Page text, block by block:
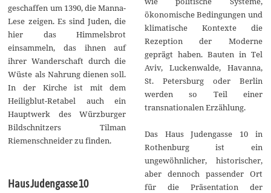
geschaffen um 1390, die Manna-
Lese zeigen. Es sind Juden, die
hier das Himmelsbrot
einsammeln, das ihnen auf
ihrer Wanderschaft durch die
Wüste als Nahrung dienen soll.
In der Kirche ist mit dem
Heiligblut-Retabel auch ein
Hauptwerk des Würzburger
Bildschnitzers Tilman
Riemenschneider zu finden.
Haus Judengasse 10
ökonomische Bedingungen und
klimatische Kontexte die
Rezeption der Moderne
geprägt haben. Bauten in Tel
Aviv, Luckenwalde, Havanna,
St. Petersburg oder Berlin
werden so Teil einer
transnationalen Erzählung.
Das Haus Judengasse 10 in
Rothenburg ist ein
ungewöhnlicher, historischer,
aber dennoch passender Ort
für die Präsentation der